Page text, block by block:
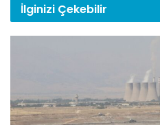
İlginizi Çekebilir